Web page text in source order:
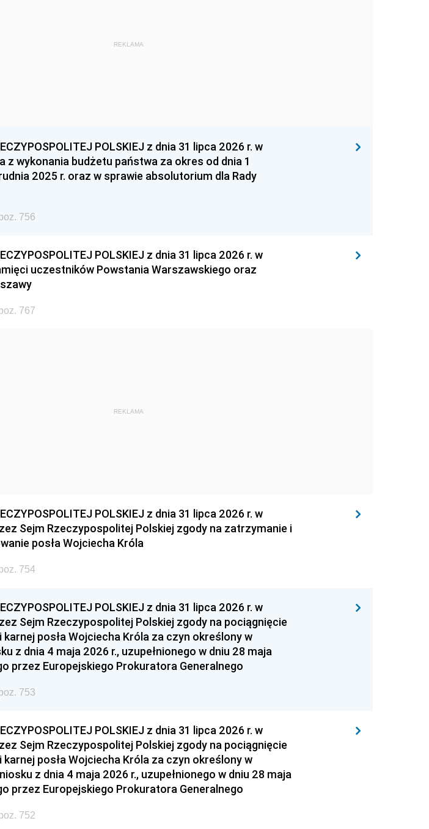
REKLAMA
POLSKIEJ z dnia 31 lipca 2026 r. w
z wykonania budżetu państwa za okres od dnia 1
2025 r. oraz w sprawie absolutorium dla Rady
756
POLSKIEJ z dnia 31 lipca 2026 r. w
uczestników Powstania Warszawskiego oraz
767
REKLAMA
POLSKIEJ z dnia 31 lipca 2026 r. w
Sejm Rzeczypospolitej Polskiej zgody na zatrzymanie i
posła Wojciecha Króla
754
POLSKIEJ z dnia 31 lipca 2026 r. w
Sejm Rzeczypospolitej Polskiej zgody na pociągnięcie
posła Wojciecha Króla za czyn określony w
z dnia 4 maja 2026 r., uzupełnionego w dniu 28 maja
przez Europejskiego Prokuratora Generalnego
753
POLSKIEJ z dnia 31 lipca 2026 r. w
Sejm Rzeczypospolitej Polskiej zgody na pociągnięcie
posła Wojciecha Króla za czyn określony w
z dnia 4 maja 2026 r., uzupełnionego w dniu 28 maja
przez Europejskiego Prokuratora Generalnego
752